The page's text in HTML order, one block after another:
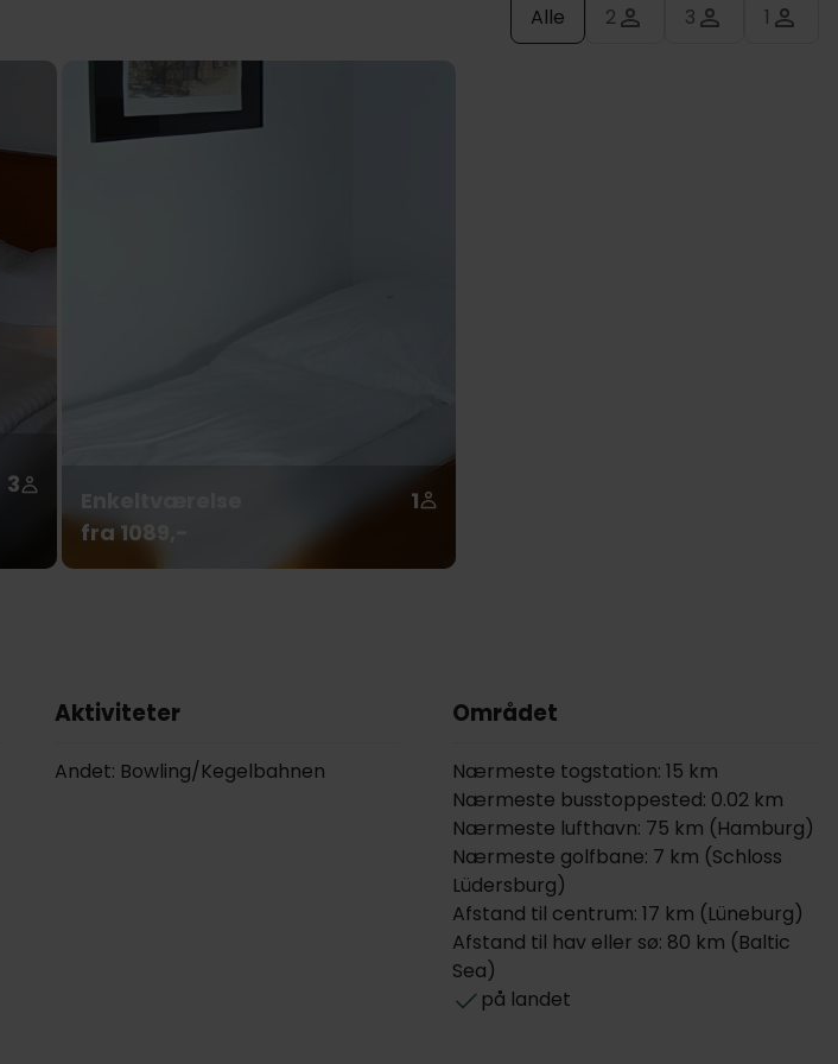
Alle 2 3 1
3
1
fra 1089,-
Aktiviteter
Andet: Bowling/Kegelbahnen
Området
Nærmeste togstation: 15 km
Nærmeste busstoppested: 0.02 km
Nærmeste lufthavn: 75 km (Hamburg)
Nærmeste golfbane: 7 km (Schloss
Lüdersburg)
Afstand til centrum: 17 km (Lüneburg)
Afstand til hav eller sø: 80 km (Baltic
Sea)
på landet